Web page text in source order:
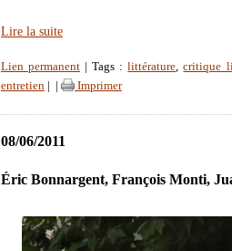
Lire la suite
Lien permanent | Tags :littérature,critique
entretien
Imprimer
08/06/2011
Éric Bonnargent, François Monti,